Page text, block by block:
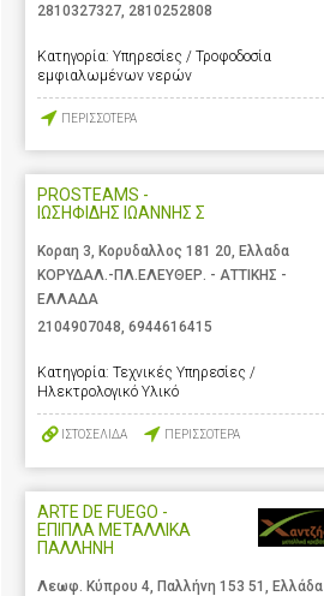
2810327327, 2810252808
Κατηγορία: Υπηρεσίες / Τροφοδοσία
εμφιαλωμένων νερών
ΠΕΡΙΣΣΟΤΕΡΑ
PROSTEAMS -
ΙΩΣΗΦΙΔΗΣ ΙΩΑΝΝΗΣ Σ
Κοραη 3, Κορυδαλλος 181 20, Ελλαδα
ΚΟΡΥΔΑΛ.-ΠΛ.ΕΛΕΥΘΕΡ. - ΑΤΤΙΚΗΣ -
ΕΛΛΑΔΑ
2104907048, 6944616415
Κατηγορία: Τεχνικές Υπηρεσίες /
Ηλεκτρολογικό Υλικό
ΙΣΤΟΣΕΛΙΔΑ ΠΕΡΙΣΣΟΤΕΡΑ
ARTE DE FUEGO -
ΕΠΙΠΛΑ ΜΕΤΑΛΛΙΚΑ
ΠΑΛΛΗΝΗ
Λεωφ. Κύπρου 4, Παλλήνη 153 51, Ελλάδα